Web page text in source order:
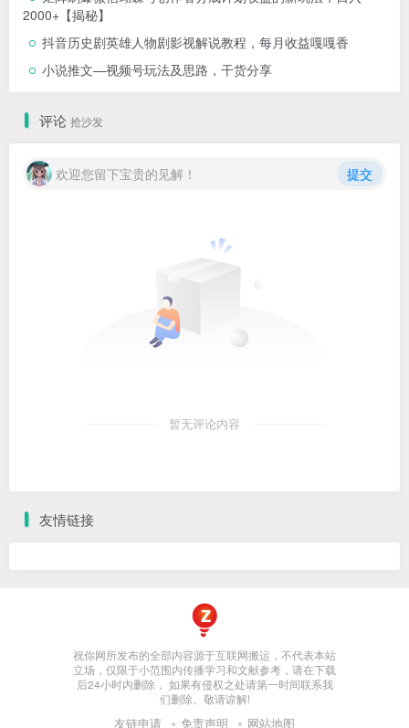
矩阵刷爆微信蝴蝶号创作者分成计划收益的新玩法，日入
2000+【揭秘】
抖音历史剧英雄人物剧影视解说教程，每月收益嘎嘎香
提交
祝你网所发布的全部内容源于互联网搬运，不代表本站
立场，仅限于小范围内传播学习和文献参考，请在下载
后24小时内删除， 如果有侵权之处请第一时间联系我
们删除。敬请谅解!